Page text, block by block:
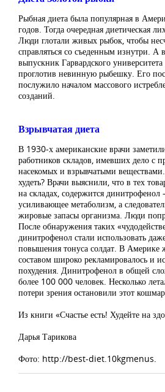
Рыбная диета была популярная в
годов. Тогда очередная диетическая
Люди глотали живых рыбок, чтобы
справляться со съеденным изнутри. А
выпускник Гарвардского
проглотив невинную рыбешку. Его
послужило началом массового
созданий.
Взрывчатая диета
В 1930-х американские врачи
работников складов, имевших дело с
насекомых и взрывчатыми
худеть? Врачи выяснили, что в тех
на складах, содержится динитрофенол
усиливающее метаболизм, а
жировые запасы организма. Люди
После обнаружения таких
динитрофенол стали использовать
повышения тонуса солдат. В Америке
составом широко рекламировалось и
похудения. Динитрофенол в общей
более 100 000 человек. Несколько
потери зрения остановили этот
Из книги «Счастье есть! Худейте на
Дарья Тарикова
Фото: http://best-diet.10kgmenus.